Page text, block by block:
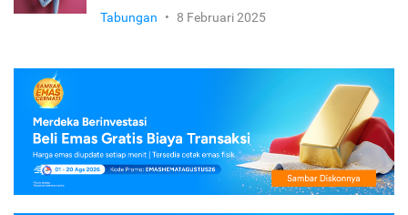
Tabungan • 8 Februari 2025